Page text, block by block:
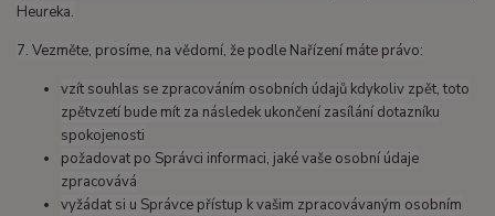
Heureka.
7. Vezměte, prosíme, na vědomí, že podle Nařízení máte právo:
vzít souhlas se zpracováním osobních údajů kdykoliv zpět, toto
zpětvzetí bude mít za následek ukončení zasílání dotazníku
spokojenosti
požadovat po Správci informaci, jaké vaše osobní údaje
zpracovává
vyžádat si u Správce přístup k vašim zpracovávaným osobním